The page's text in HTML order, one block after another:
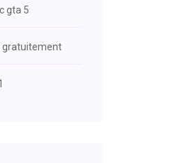
gta 5
gratuitement